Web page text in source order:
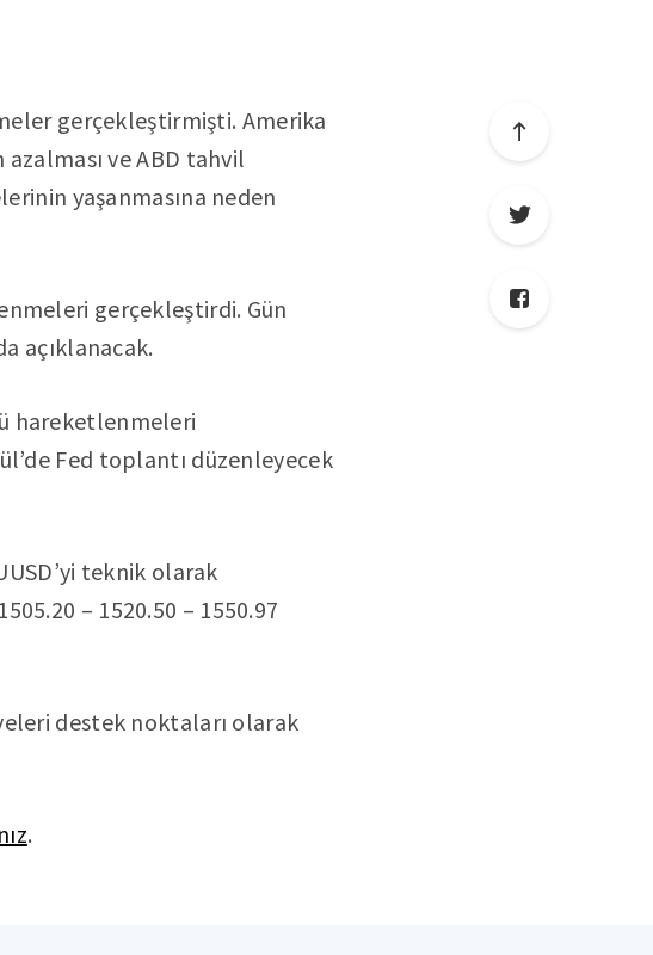
gerçekleştirmişti. Amerika
ve ABD tahvil
yaşanmasına neden
gerçekleştirdi. Gün
açıklanacak.
hareketlenmeleri
Fed toplantı düzenleyecek
teknik olarak
– 1520.50 – 1550.97
destek noktaları olarak
.